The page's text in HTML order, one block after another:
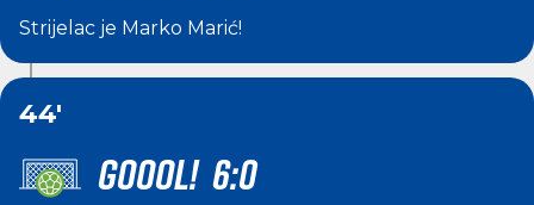
Strijelac je Marko Marić!
44'
GOOOL! 6:0